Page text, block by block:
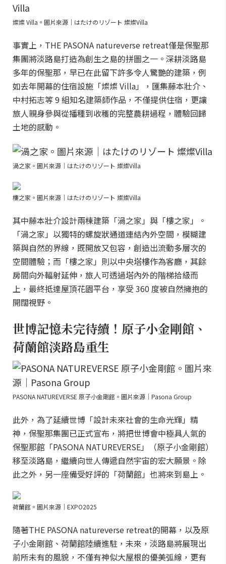
燦燦 Villa。圖片來源｜はたけのリゾート 燦燦Villa
事實上，THE PASONA natureverse retreat僅是保聖那
集團將淡路島打造為創生之島的拼圖之一。深耕淡路島
多年的保聖那，早已在此留下許多令人驚艷的建築，例
如去年開幕的住宿設施「燦燦 Villa」，匯集藤本壯介、
中村拓志等 9 組知名建築師作品，不僅提供住宿，更讓
旅人親身參與從播種到收穫的完整農耕過程，體驗回歸
土地的感動。
渦之家。圖片來源｜はたけのリゾート 燦燦Villa
樓之家。圖片來源｜はたけのリゾート 燦燦Villa
其中藤本壯介設計兩棟建築「渦之家」與「樓之家」。
「渦之家」以獨特的螺旋狀通道連結內外空間，模糊建
築與自然的界線，既開放又包容，創造出流動多層次的
空間體驗；而「樓之家」則以中央塔樓作為客廳，其餘
房間向外輻射延伸，旅人可透過塔內外的階梯拾級而
上，最終抵達屋頂花園平台，享受 360 度被自然擁抱的
開闊視野。
世博記憶未完待續！原子小金剛館、
荷蘭館淡路島重生
PASONA NATUREVERSE 原子小金剛館。圖片來源｜Pasona Group
此外，為了延續世博「設計未來社會的生命光輝」精
神，保聖那集團已正式宣布，將把世博會中極具人氣的
保聖那館「PASONA NATUREVERSE」（原子小金剛館）
移至淡路島，繼續向世人傳遞自然宇宙的宏大願景。除
此之外，另一座備受好評的「荷蘭館」也將來到島上。
荷蘭館。圖片來源｜EXPO2025
隨著THE PASONA natureverse retreat的開幕，以及原
子小金剛館、荷蘭館陸續進駐，未來，淡路島將展現出
前所未有的風貌，不僅有神似大屋根的優美弧線，更有